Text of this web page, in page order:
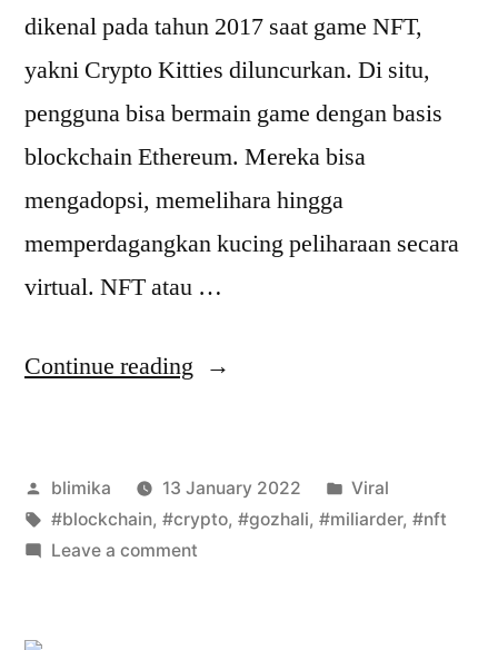
dikenal pada tahun 2017 saat game NFT,
yakni Crypto Kitties diluncurkan. Di situ,
pengguna bisa bermain game dengan basis
blockchain Ethereum. Mereka bisa
mengadopsi, memelihara hingga
memperdagangkan kucing peliharaan secara
virtual. NFT atau …
Continue reading “Viral
Indonesia
–
Posted
by
blimika 13 January 2022
Posted
in
Viral
Tags:
#blockchain, #crypto, #gozhali, #miliarder, #nft
Leave a commenton